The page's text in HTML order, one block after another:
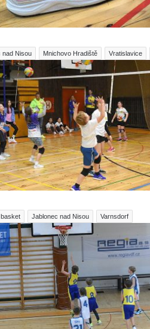
nad Nisou Mnichovo Hradiště Vratislavice
basket Jablonec nad Nisou Varnsdorf